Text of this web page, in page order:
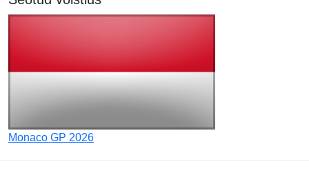
Monaco GP 2026